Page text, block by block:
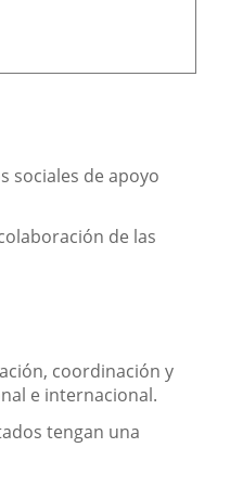
sociales de apoyo
de las
coordinación y
e internacional.
tengan una